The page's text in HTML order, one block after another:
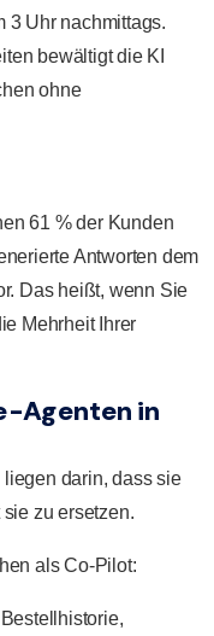
3 Uhr nachmittags.
bewältigt die KI
ohne
61 % der Kunden
Antworten dem
Das heißt, wenn Sie
Mehrheit Ihrer
Agenten in
darin, dass sie
zu ersetzen.
als Co-Pilot: